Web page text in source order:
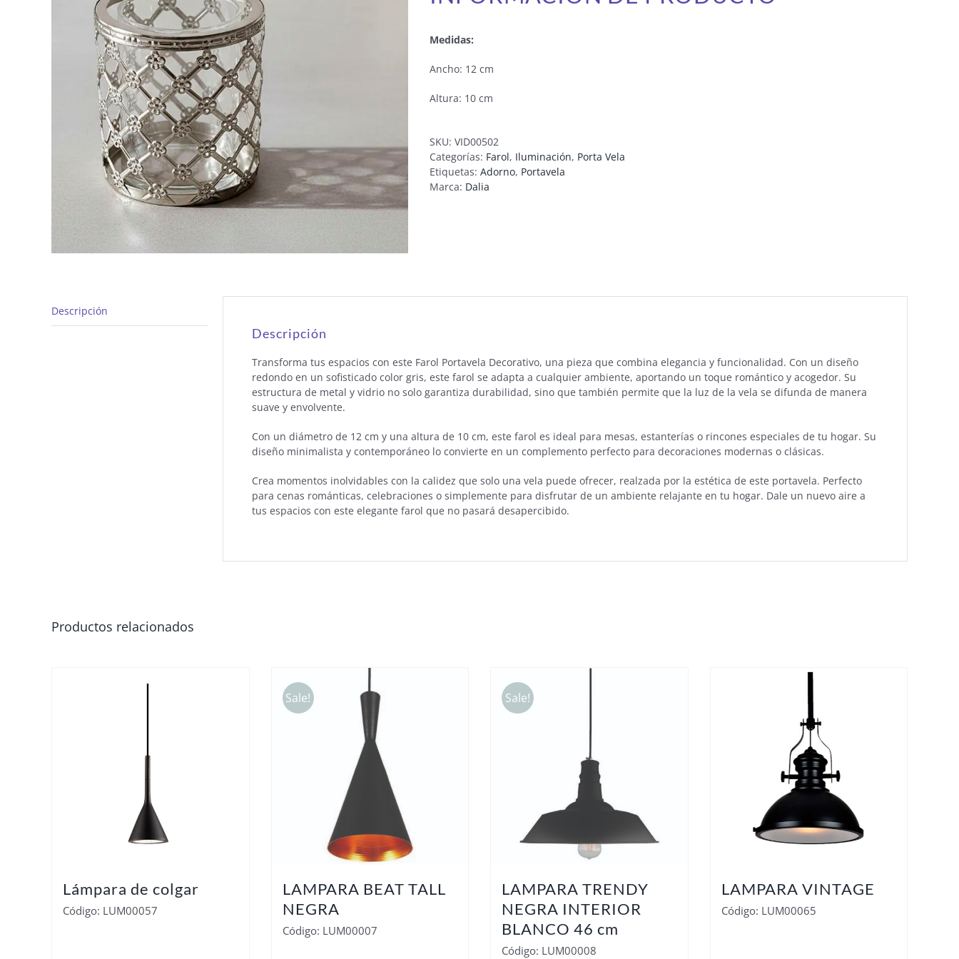
Medidas:
Ancho: 12 cm
Altura: 10 cm
SKU: VID00502
Categorías: Farol, Iluminación, Porta Vela
Etiquetas: Adorno, Portavela
Marca: Dalia
Descripción
Descripción
Transforma tus espacios con este Farol Portavela Decorativo, una pieza que combina elegancia y funcionalidad. Con un diseño
redondo en un sofisticado color gris, este farol se adapta a cualquier ambiente, aportando un toque romántico y acogedor. Su
estructura de metal y vidrio no solo garantiza durabilidad, sino que también permite que la luz de la vela se difunda de manera
suave y envolvente.
Con un diámetro de 12 cm y una altura de 10 cm, este farol es ideal para mesas, estanterías o rincones especiales de tu hogar. Su
diseño minimalista y contemporáneo lo convierte en un complemento perfecto para decoraciones modernas o clásicas.
Crea momentos inolvidables con la calidez que solo una vela puede ofrecer, realzada por la estética de este portavela. Perfecto
para cenas románticas, celebraciones o simplemente para disfrutar de un ambiente relajante en tu hogar. Dale un nuevo aire a
tus espacios con este elegante farol que no pasará desapercibido.
Productos relacionados
Lámpara de colgar
Código: LUM00057
Sale!
LAMPARA BEAT TALL
NEGRA
Código: LUM00007
Sale!
LAMPARA TRENDY
NEGRA INTERIOR
BLANCO 46 cm
Código: LUM00008
LAMPARA VINTAGE
Código: LUM00065